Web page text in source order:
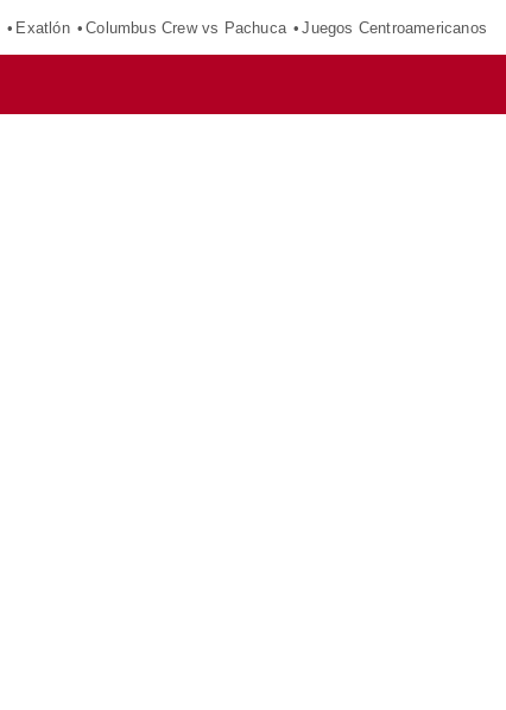
Exatlón Columbus Crew vs Pachuca Juegos Centroamericanos